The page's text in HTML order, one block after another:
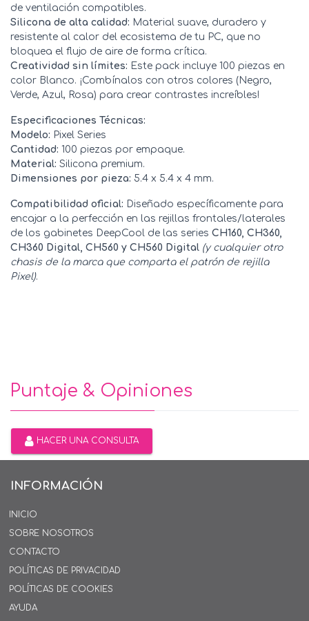
de ventilación compatibles.
Silicona de alta calidad: Material suave, duradero y
resistente al calor del ecosistema de tu PC, que no
bloquea el flujo de aire de forma crítica.
Creatividad sin límites: Este pack incluye 100 piezas en
color Blanco. ¡Combínalos con otros colores (Negro,
Verde, Azul, Rosa) para crear contrastes increíbles!
Especificaciones Técnicas:
Modelo: Pixel Series
Cantidad: 100 piezas por empaque.
Material: Silicona premium.
Dimensiones por pieza: 5.4 x 5.4 x 4 mm.
Compatibilidad oficial: Diseñado específicamente para
encajar a la perfección en las rejillas frontales/laterales
de los gabinetes DeepCool de las series CH160, CH360,
CH360 Digital, CH560 y CH560 Digital (y cualquier otro
chasis de la marca que comparta el patrón de rejilla
Pixel).
Puntaje & Opiniones
HACER UNA CONSULTA
INFORMACIÓN
INICIO
SOBRE NOSOTROS
CONTACTO
POLÍTICAS DE PRIVACIDAD
POLÍTICAS DE COOKIES
AYUDA